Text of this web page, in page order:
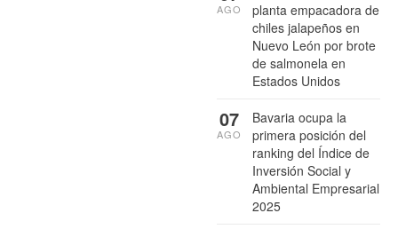
planta empacadora de
chiles jalapeños en
Nuevo León por brote
de salmonela en
Estados Unidos
AGO
Bavaria ocupa la
primera posición del
ranking del Índice de
Inversión Social y
Ambiental Empresarial
2025
07
AGO